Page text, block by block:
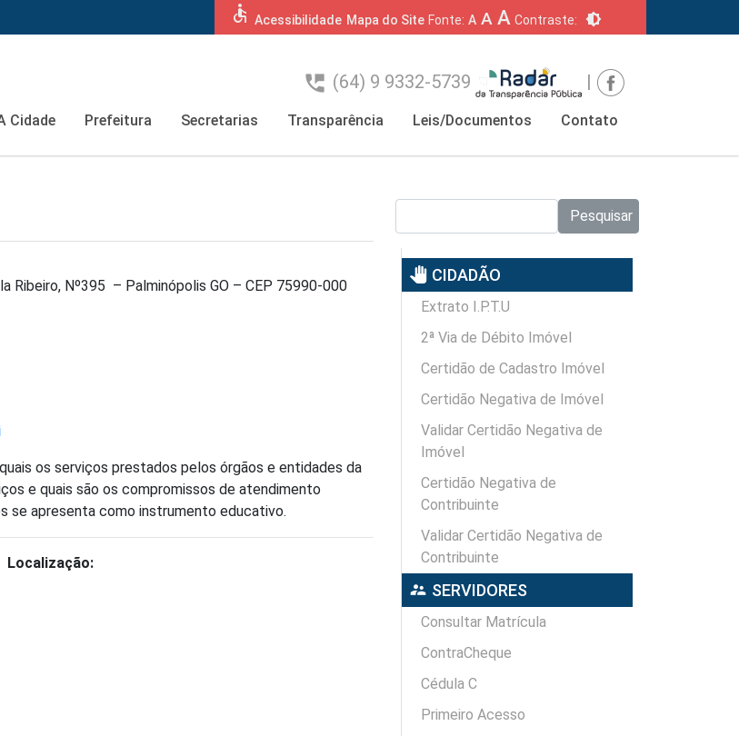
accessible Acessibilidade Mapa do Site Fonte: A A A Contraste: brightness_6
perm_phone_msg (64) 9 9332-5739 |
Cidade Prefeitura Secretarias Transparência Leis/Documentos Contato
Ribeiro, Nº395 – Palminópolis GO – CEP 75990-000
os serviços prestados pelos órgãos e entidades da
e quais são os compromissos de atendimento
se apresenta como instrumento educativo.
Localização:
Pesquisar
pan_tool CIDADÃO
Extrato I.P.T.U
2ª Via de Débito Imóvel
Certidão de Cadastro Imóvel
Certidão Negativa de Imóvel
Validar Certidão Negativa de
Imóvel
Certidão Negativa de
Contribuinte
Validar Certidão Negativa de
Contribuinte
supervisor_account SERVIDORES
Consultar Matrícula
ContraCheque
Cédula C
Primeiro Acesso